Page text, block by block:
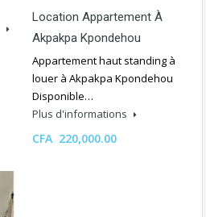
Location Appartement À
Akpakpa Kpondehou
Appartement haut standing à
louer à Akpakpa Kpondehou
Disponible…
Plus d'informations
CFA 220,000.00